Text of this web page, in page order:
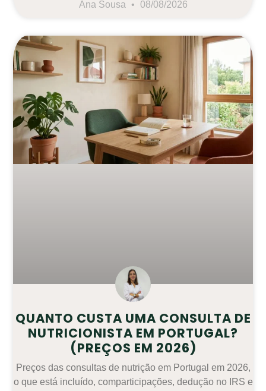
Ana Sousa 08/08/2026
QUANTO CUSTA UMA CONSULTA DE
NUTRICIONISTA EM PORTUGAL?
(PREÇOS EM 2026)
Preços das consultas de nutrição em Portugal em 2026,
o que está incluído, comparticipações, dedução no IRS e